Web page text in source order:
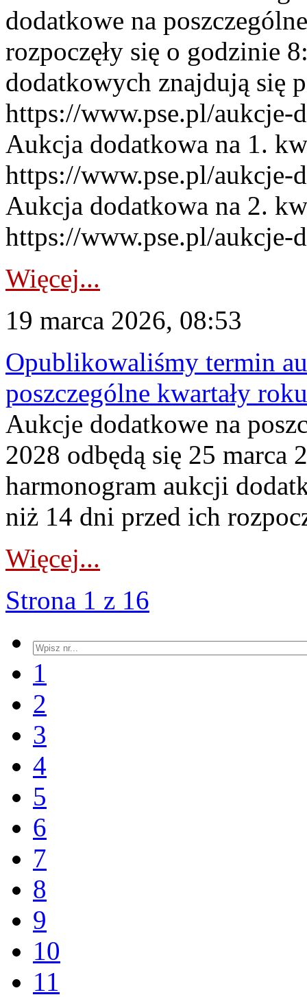
dodatkowe na
rozpoczęły się o godzinie
dodatkowych znajdują się
https://www.pse.pl/
Aukcja dodatkowa na 1.
https://www.pse.pl/
Aukcja dodatkowa na 2.
https://www.pse.pl/aukcje-
Więcej...
19 marca 2026, 08:53
Opublikowaliśmy termin
poszczególne kwartały
Aukcje dodatkowe na
2028 odbędą się 25 marca
harmonogram aukcji
niż 14 dni przed ich
Więcej...
Strona 1 z 16
1
2
3
4
5
6
7
8
9
10
11